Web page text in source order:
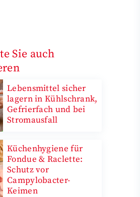
Sie auch
Lebensmittel sicher
lagern in Kühlschrank,
Gefrierfach und bei
Stromausfall
Küchenhygiene für
Fondue & Raclette:
Schutz vor
Campylobacter-
Keimen